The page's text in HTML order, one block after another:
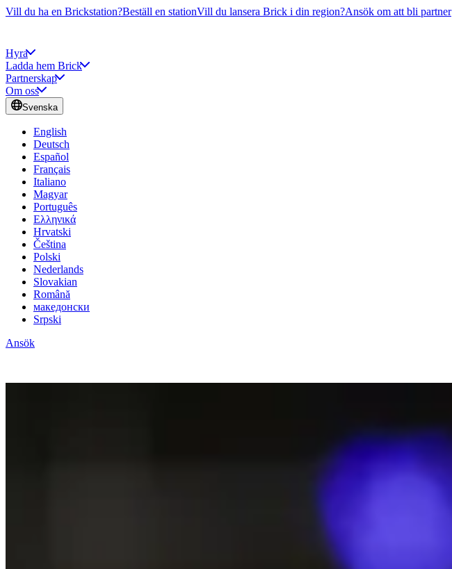
Vill du ha en Brickstation?Beställ en stationVill du lansera Brick i din region?Ansök om att bli partner
Hyra
Ladda hem Brick
Partnerskap
Om oss
Svenska
English
Deutsch
Español
Français
Italiano
Magyar
Português
Ελληνικά
Hrvatski
Čeština
Polski
Nederlands
Slovakian
Română
македонски
Srpski
Ansök